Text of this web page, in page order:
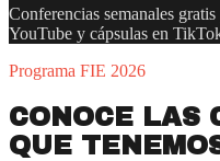
Conferencias semanales
YouTube y cápsulas en
Programa FIE 2026
CONOCE LAS
QUE